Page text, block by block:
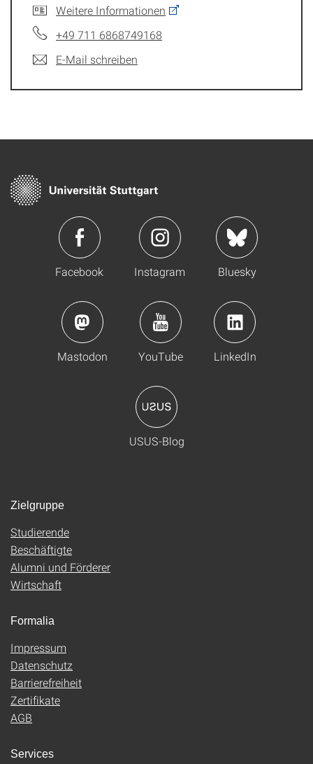
Weitere Informationen
+49 711 6868749168
E-Mail schreiben
Facebook Instagram Bluesky
Mastodon YouTube LinkedIn
USUS-Blog
Zielgruppe
Studierende
Beschäftigte
Alumni und Förderer
Wirtschaft
Formalia
Impressum
Datenschutz
Barrierefreiheit
Zertifikate
AGB
Services